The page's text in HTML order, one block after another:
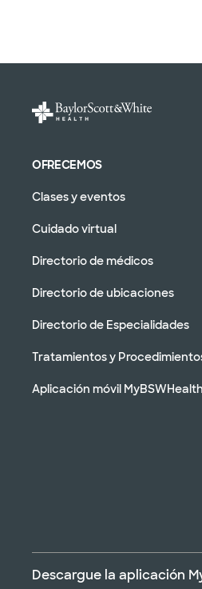
OFRECEMOS
Clases y eventos
Cuidado virtual
Directorio de médicos
Directorio de ubicaciones
Directorio de Especialidades
Tratamientos y
Aplicación móvil MyBSWHealth
Descargue la aplicación